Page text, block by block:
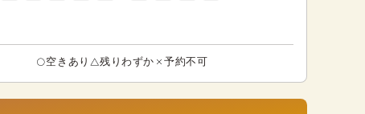
空きあり 残りわずか 予約不可